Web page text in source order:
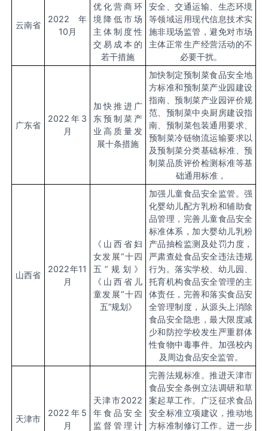
云南省
2022 年
10 月
优化营商环
境降低市场
主体制度性
交易成本的
若干措施
安全、交通运输、生态环境
等领域运用现代信息技术实
施非现场监管，避免对市场
主体正常生产经营活动的不
必要干扰。
广东省
2022 年 3
月
加快推进广
东预制菜产
业高质量发
展十条措施
加快制定预制菜食品安全地
方标准和预制菜产业园建设
指南、预制菜产业园评价规
范、预制菜中央厨房建设指
南、预制菜包装通用要求、
预制菜冷链物流运输要求以
及预制菜分类基础标准、预
制菜品质评价检测标准等基
础通用标准，
山西省
2022年11
月
《山西省妇
女发展“十四
五”规划》
《山西省儿
童发展“十四
五”规划》
加强儿童食品安全监管。强
化婴幼儿配方乳粉和辅助食
品管理，完善儿童食品安全
标准体系，加大婴幼儿乳粉
产品抽检监测及处罚力度，
严肃查处食品安全违法违规
行为。落实学校、幼儿园、
托育机构食品安全管理的主
体责任，完善和落实食品安
全管理制度，从源头上消除
食品安全隐患，最大限度减
少和防控学校发生严重群体
性食物中毒事件。加强校内
及周边食品安全监管。
天津市
2022 年 5
月
天津市2022
年食品安全
监督管理计
完善法规标准。推进天津市
食品安全条例立法调研和草
案起草工作。广泛征求食品
安全标准立项建议，推动地
方标准制修订工作。进一步